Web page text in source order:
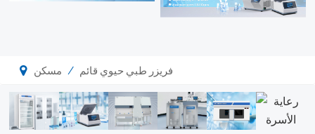
مسكن / فريزر طبي حيوي قائم